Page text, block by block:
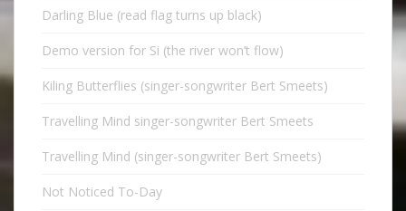
Darling Blue (read flag turns up black)
Demo version for Si (the river won’t flow)
Kiling Butterflies (singer-songwriter Bert Smeets)
Travelling Mind singer-songwriter Bert Smeets
Travelling Mind (singer-songwriter Bert Smeets)
Not Noticed To-Day